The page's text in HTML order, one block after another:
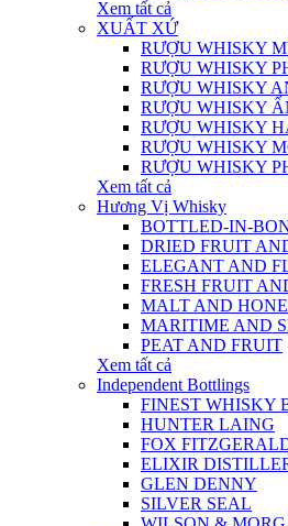
Xem tất cả
XUẤT XỨ
RƯỢU WHISKY
RƯỢU WHISKY
RƯỢU WHISKY
RƯỢU WHISKY
RƯỢU WHISKY
RƯỢU WHISKY
RƯỢU WHISKY
Xem tất cả
Hương Vị Whisky
BOTTLED-IN-
DRIED FRUIT
ELEGANT AND
FRESH FRUIT
MALT AND
MARITIME AND
PEAT AND FRUIT
Xem tất cả
Independent Bottlings
FINEST WHISKY
HUNTER LAING
FOX
ELIXIR
GLEN DENNY
SILVER SEAL